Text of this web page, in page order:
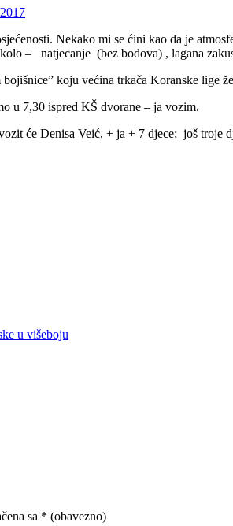
Nekako mi se ćini kao da je
– natjecanje (bez bodova) , lagana
koju većina trkača Koranske lige
u 7,30 ispred KŠ dvorane – ja vozim.
će Denisa Veić, + ja + 7 djece; još troje
u višeboju
sa * (obavezno)